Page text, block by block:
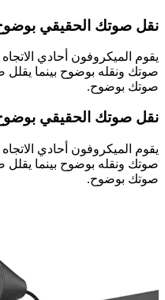
نقل صوتك الحقيقي
يقوم الميكروفون أحادي
صوتك ونقله بوضوح بينما يقلل
صوتك بوضوح.
نقل صوتك الحقيقي
يقوم الميكروفون أحادي
صوتك ونقله بوضوح بينما يقلل
صوتك بوضوح.